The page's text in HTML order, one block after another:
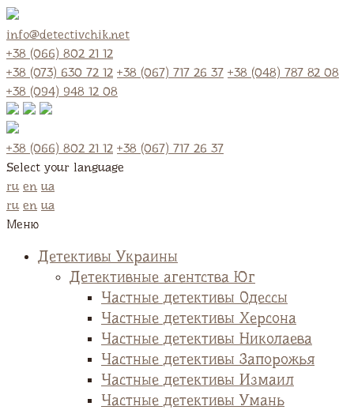
info@detectivchik.net
+38 (066) 802 21 12
+38 (073) 630 72 12 +38 (067) 717 26 37 +38 (048) 787 82 08
+38 (094) 948 12 08
+38 (066) 802 21 12 +38 (067) 717 26 37
Select your language
ru en ua
ru en ua
Меню
Детективы Украины
Детективные агентства Юг
Частные детективы Одессы
Частные детективы Херсона
Частные детективы Николаева
Частные детективы Запорожья
Частные детективы Измаил
Частные детективы Умань